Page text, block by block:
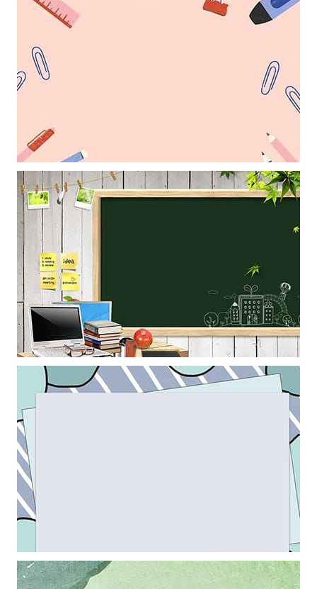
Mẫu thiết kếhung ảnh nền powerpoint với điểm nhấn là những cái
Mẫu thiết kế khung ảnh bục giảng giáo viên làm hình nền powerpoint